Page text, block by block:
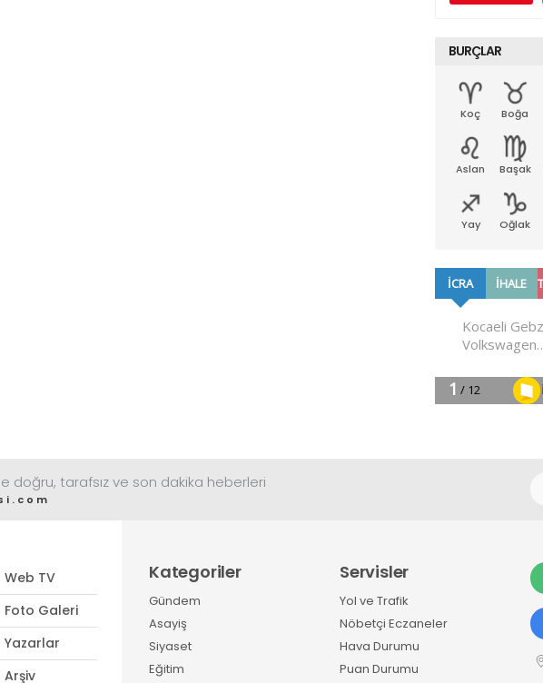
BURÇLAR
Koç Boğa
Aslan Başak
Yay Oğlak
doğru, tarafsız ve son dakika heberleri
Web TV
Foto Galeri
Yazarlar
Arşiv
Kategoriler
Gündem
Asayiş
Siyaset
Eğitim
Servisler
Yol ve Trafik
Nöbetçi Eczaneler
Hava Durumu
Puan Durumu